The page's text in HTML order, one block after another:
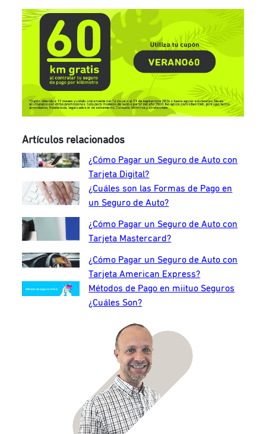
Artículos relacionados
¿Cómo Pagar un Seguro de Auto con
Tarjeta Digital?
¿Cuáles son las Formas de Pago en
un Seguro de Auto?
¿Cómo Pagar un Seguro de Auto con
Tarjeta Mastercard?
¿Cómo Pagar un Seguro de Auto con
Tarjeta American Express?
Métodos de Pago en miituo Seguros
¿Cuáles Son?